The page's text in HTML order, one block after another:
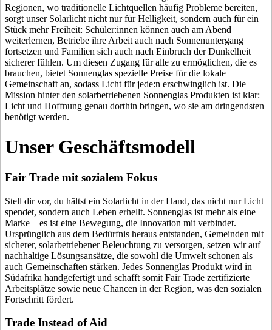
Regionen, wo traditionelle Lichtquellen häufig Probleme bereiten,
sorgt unser Solarlicht nicht nur für Helligkeit, sondern auch für ein
Stück mehr Freiheit: Schüler:innen können auch am Abend
weiterlernen, Betriebe ihre Arbeit auch nach Sonnenuntergang
fortsetzen und Familien sich auch nach Einbruch der Dunkelheit
sicherer fühlen. Um diesen Zugang für alle zu ermöglichen, die es
brauchen, bietet Sonnenglas spezielle Preise für die lokale
Gemeinschaft an, sodass Licht für jede:n erschwinglich ist. Die
Mission hinter den solarbetriebenen Sonnenglas Produkten ist klar:
Licht und Hoffnung genau dorthin bringen, wo sie am dringendsten
benötigt werden.
Unser Geschäftsmodell
Fair Trade mit sozialem Fokus
Stell dir vor, du hältst ein Solarlicht in der Hand, das nicht nur Licht
spendet, sondern auch Leben erhellt. Sonnenglas ist mehr als eine
Marke – es ist eine Bewegung, die Innovation mit verbindet.
Ursprünglich aus dem Bedürfnis heraus entstanden, Gemeinden mit
sicherer, solarbetriebener Beleuchtung zu versorgen, setzen wir auf
nachhaltige Lösungsansätze, die sowohl die Umwelt schonen als
auch Gemeinschaften stärken. Jedes Sonnenglas Produkt wird in
Südafrika handgefertigt und schafft somit Fair Trade zertifizierte
Arbeitsplätze sowie neue Chancen in der Region, was den sozialen
Fortschritt fördert.
Trade Instead of Aid